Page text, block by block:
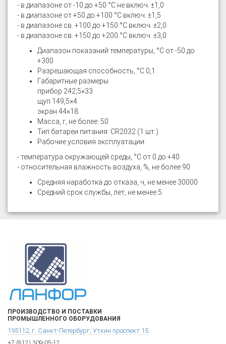
- в диапазоне от -10 до +50 °С не включ. ±1,0
- в диапазоне от +50 до +100 °С включ. ±1,5
- в диапазоне св. +100 до +150 °С включ. ±2,0
- в диапазоне св. +150 до +200 °С включ. ±3,0
Диапазон показаний температуры, °С от -50 до
+300
Разрешающая способность, °С 0,1
Габаритные размеры
прибор 242,5×33
щуп 149,5×4
экран 44×18
Масса, г, не более: 50
Тип батареи питания: CR2032 (1 шт.)
Рабочие условия эксплуатации:
- температура окружающей среды, °С от 0 до +40
- относительная влажность воздуха, %, не более 90
Средняя наработка до отказа, ч, не менее 30000
Средний срок службы, лет, не менее 5
ПРОИЗВОДСТВО И ПОСТАВКИ
ПРОМЫШЛЕННОГО ОБОРУДОВАНИЯ
195112, г. Санкт-Петербург, Уткин проспект 15